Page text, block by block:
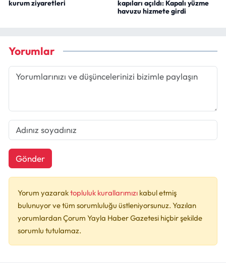
kurum ziyaretleri
kapıları açıldı: Kapalı yüzme
havuzu hizmete girdi
Yorumlar
Gönder
Yorum yazaraktopluluk kurallarımızı kabul etmiş
bulunuyor ve tüm sorumluluğu üstleniyorsunuz. Yazılan
yorumlardan Çorum Yayla Haber Gazetesi hiçbir şekilde
sorumlu tutulamaz.